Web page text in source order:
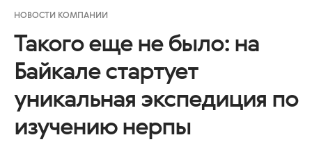
НОВОСТИ КОМПАНИИ
Такого еще не было: на
Байкале стартует
уникальная экспедиция по
изучению нерпы